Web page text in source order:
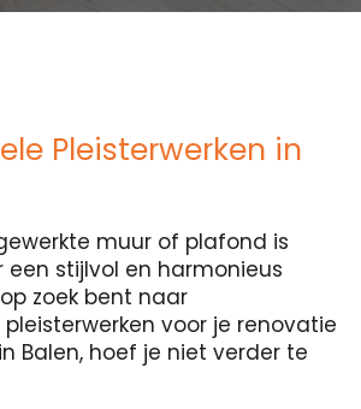
Pleisterwerken in
muur of plafond is
een stijlvol en harmonieus
zoek bent naar
voor je renovatie
Balen, hoef je niet verder te